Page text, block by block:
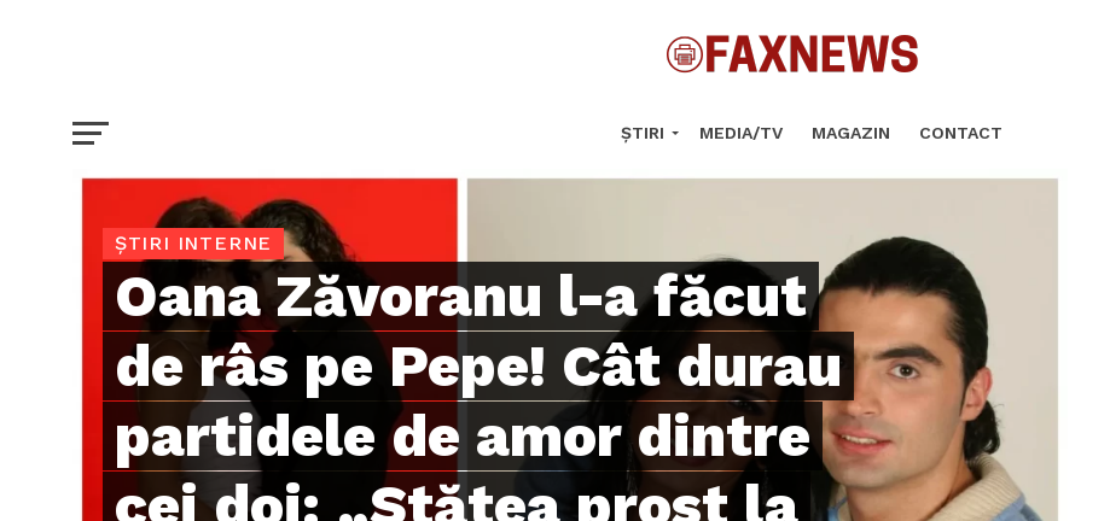
ȘTIRI MEDIA/TV MAGAZIN CONTACT
ȘTIRI INTERNE
Oana Zăvoranu l-a făcut
de râs pe Pepe! Cât durau
partidele de amor dintre
cei doi: „Stătea prost la